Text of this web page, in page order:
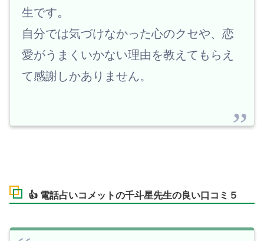
生です。
自分では気づけなかった心のクセや、恋
愛がうまくいかない理由を教えてもらえ
て感謝しかありません。
👍 電話占いコメットの千斗星先生の良い口コミ５